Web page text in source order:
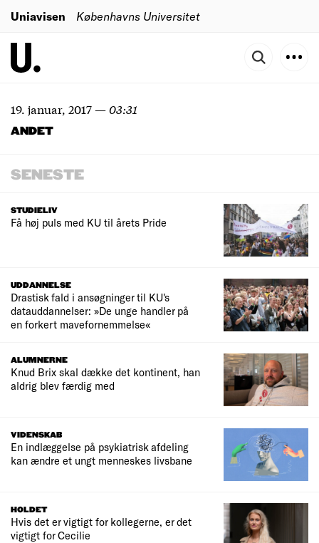
Uniavisen Københavns Universitet
19. januar, 2017—03:31
ANDET
SENESTE
STUDIELIV
Få høj puls med KU til årets Pride
UDDANNELSE
Drastisk fald i ansøgninger til KU's
datauddannelser: »De unge handler på
en forkert mavefornemmelse«
ALUMNERNE
Knud Brix skal dække det kontinent, han
aldrig blev færdig med
VIDENSKAB
En indlæggelse på psykiatrisk afdeling
kan ændre et ungt menneskes livsbane
HOLDET
Hvis det er vigtigt for kollegerne, er det
vigtigt for Cecilie